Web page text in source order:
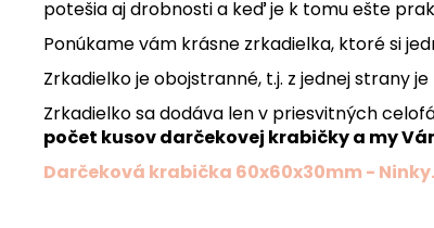
potešia aj drobnosti a keď je k tomu ešte
Ponúkame vám krásne zrkadielka, ktoré si
Zrkadielko je obojstranné, t.j. z jednej strany
Zrkadielko sa dodáva len v priesvitných
počet kusov darčekovej krabičky a my
Darčeková krabička 60x60x30mm -